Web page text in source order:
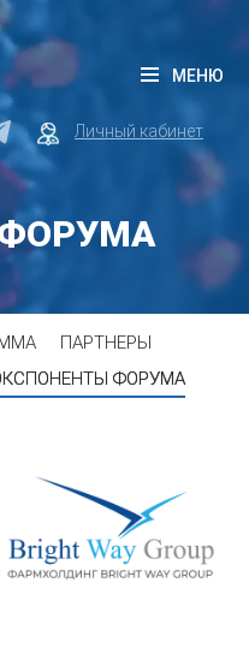
Личный кабинет
МЕНЮ
ПАРТНЕРЫ
ФОРУМА